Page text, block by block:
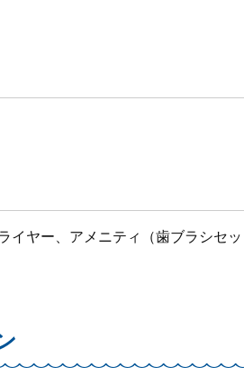
イヤー、アメニティ（歯ブラシセ